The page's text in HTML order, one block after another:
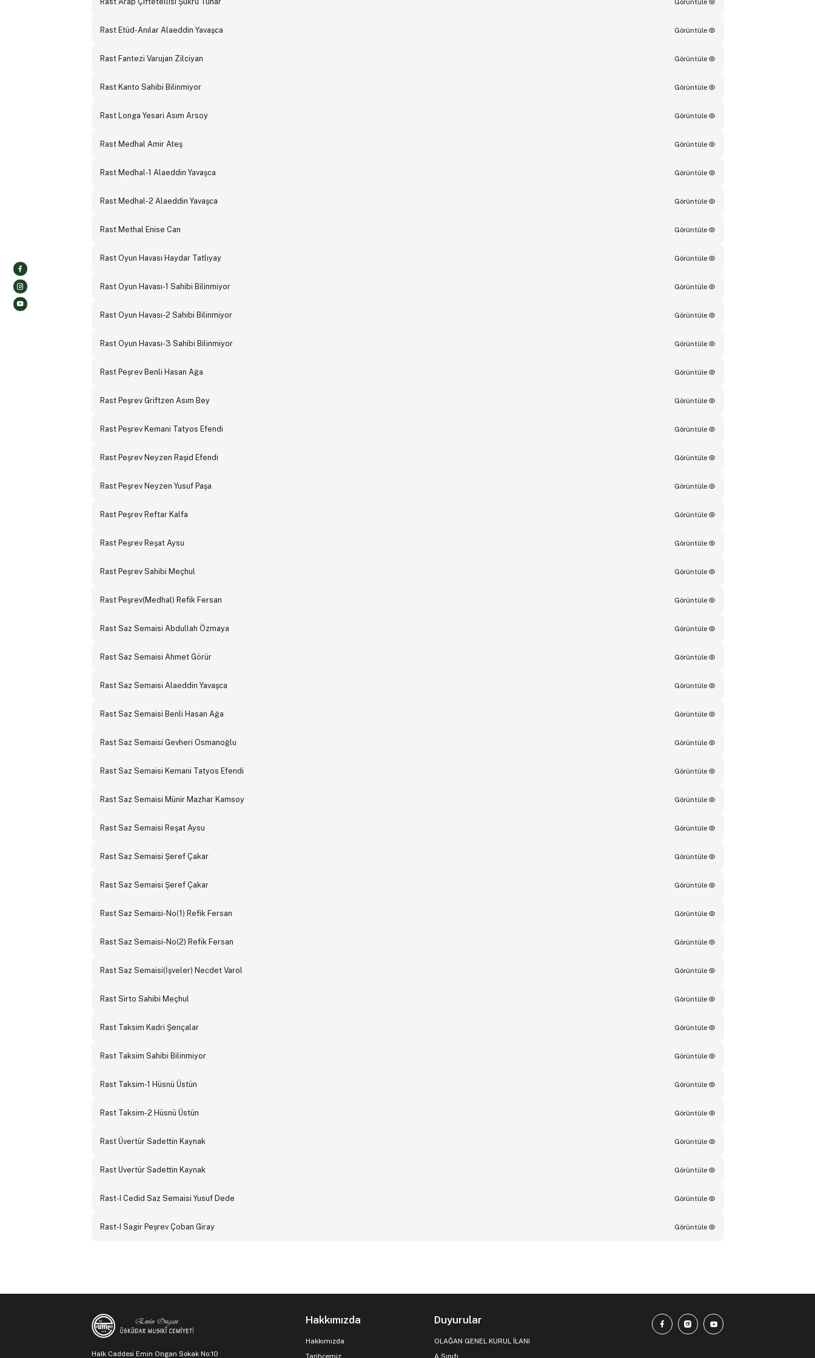
Rast Etüd-Anılar Alaeddin Yavaşca Görüntüle
Rast Fantezi Varujan Zilciyan Görüntüle
Rast Kanto Sahibi Bilinmiyor Görüntüle
Rast Longa Yesari Asım Arsoy Görüntüle
Rast Medhal Amir Ateş Görüntüle
Rast Medhal-1 Alaeddin Yavaşca Görüntüle
Rast Medhal-2 Alaeddin Yavaşca Görüntüle
Rast Methal Enise Can Görüntüle
Rast Oyun Havası Haydar Tatlıyay Görüntüle
Rast Oyun Havası-1 Sahibi Bilinmiyor Görüntüle
Rast Oyun Havası-2 Sahibi Bilinmiyor Görüntüle
Rast Oyun Havası-3 Sahibi Bilinmiyor Görüntüle
Rast Peşrev Benli Hasan Ağa Görüntüle
Rast Peşrev Griftzen Asım Bey Görüntüle
Rast Peşrev Kemani Tatyos Efendi Görüntüle
Rast Peşrev Neyzen Raşid Efendi Görüntüle
Rast Peşrev Neyzen Yusuf Paşa Görüntüle
Rast Peşrev Reftar Kalfa Görüntüle
Rast Peşrev Reşat Aysu Görüntüle
Rast Peşrev Sahibi Meçhul Görüntüle
Rast Peşrev(Medhal) Refik Fersan Görüntüle
Rast Saz Semaisi Abdullah Özmaya Görüntüle
Rast Saz Semaisi Ahmet Görür Görüntüle
Rast Saz Semaisi Alaeddin Yavaşca Görüntüle
Rast Saz Semaisi Benli Hasan Ağa Görüntüle
Rast Saz Semaisi Gevheri Osmanoğlu Görüntüle
Rast Saz Semaisi Kemani Tatyos Efendi Görüntüle
Rast Saz Semaisi Münir Mazhar Kamsoy Görüntüle
Rast Saz Semaisi Reşat Aysu Görüntüle
Rast Saz Semaisi Şeref Çakar Görüntüle
Rast Saz Semaisi Şeref Çakar Görüntüle
Rast Saz Semaisi-No(1) Refik Fersan Görüntüle
Rast Saz Semaisi-No(2) Refik Fersan Görüntüle
Rast Saz Semaisi(İşveler) Necdet Varol Görüntüle
Rast Sirto Sahibi Meçhul Görüntüle
Rast Taksim Kadri Şençalar Görüntüle
Rast Taksim Sahibi Bilinmiyor Görüntüle
Rast Taksim-1 Hüsnü Üstün Görüntüle
Rast Taksim-2 Hüsnü Üstün Görüntüle
Rast Üvertür Sadettin Kaynak Görüntüle
Rast Uvertür Sadettin Kaynak Görüntüle
Rast-I Cedid Saz Semaisi Yusuf Dede Görüntüle
Rast-I Sagir Peşrev Çoban Giray Görüntüle
Halk Caddesi Emin Ongan Sokak No:10
Hakkımızda
Hakkımızda
Duyurular
OLAĞAN GENEL KURUL İLANI